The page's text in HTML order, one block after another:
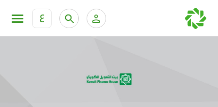
ع
KFH Online Corporate Banking Services